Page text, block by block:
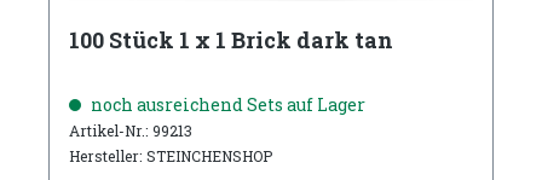
100 Stück 1 x 1 Brick dark tan
noch ausreichend Sets auf Lager
Artikel-Nr.: 99213
Hersteller: STEINCHENSHOP